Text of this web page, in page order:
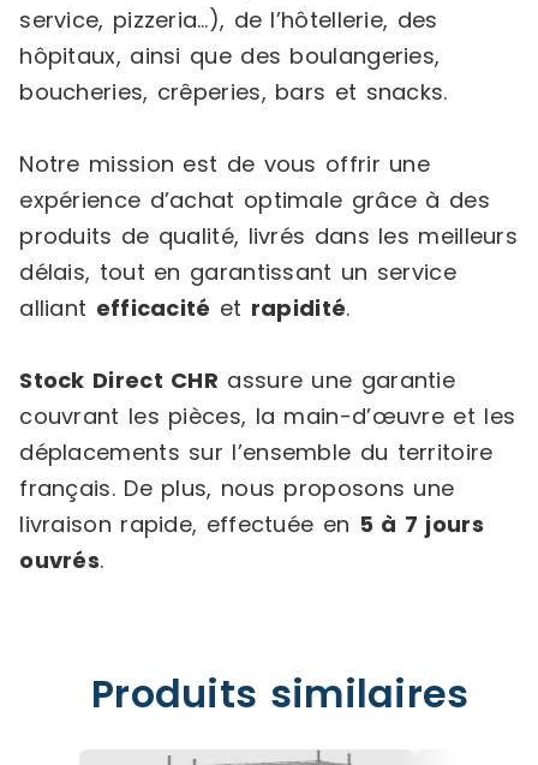
service, pizzeria…), de l’hôtellerie, des
hôpitaux, ainsi que des boulangeries,
boucheries, crêperies, bars et snacks.
Notre mission est de vous offrir une
expérience d’achat optimale grâce à des
produits de qualité, livrés dans les meilleurs
délais, tout en garantissant un service
alliant efficacité et rapidité.
Stock Direct CHR assure une garantie
couvrant les pièces, la main-d’œuvre et les
déplacements sur l’ensemble du territoire
français. De plus, nous proposons une
livraison rapide, effectuée en 5 à 7 jours
ouvrés.
Produits similaires